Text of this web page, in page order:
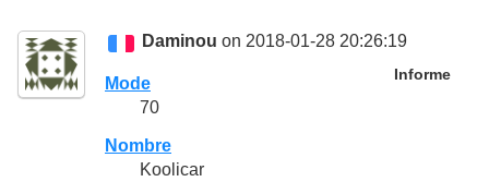
Daminou on 2018-01-28 20:26:19
Informe
Mode
70
Nombre
Koolicar